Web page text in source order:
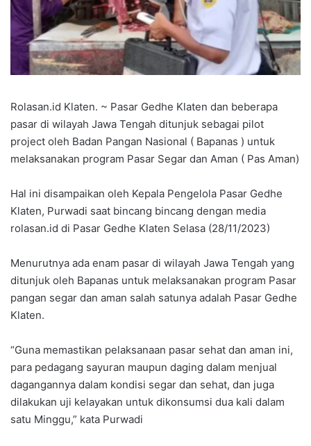
Rolasan.id Klaten. ~ Pasar Gedhe Klaten dan beberapa
pasar di wilayah Jawa Tengah ditunjuk sebagai pilot
project oleh Badan Pangan Nasional ( Bapanas ) untuk
melaksanakan program Pasar Segar dan Aman ( Pas Aman)
Hal ini disampaikan oleh Kepala Pengelola Pasar Gedhe
Klaten, Purwadi saat bincang bincang dengan media
rolasan.id di Pasar Gedhe Klaten Selasa (28/11/2023)
Menurutnya ada enam pasar di wilayah Jawa Tengah yang
ditunjuk oleh Bapanas untuk melaksanakan program Pasar
pangan segar dan aman salah satunya adalah Pasar Gedhe
Klaten.
“Guna memastikan pelaksanaan pasar sehat dan aman ini,
para pedagang sayuran maupun daging dalam menjual
dagangannya dalam kondisi segar dan sehat, dan juga
dilakukan uji kelayakan untuk dikonsumsi dua kali dalam
satu Minggu,” kata Purwadi